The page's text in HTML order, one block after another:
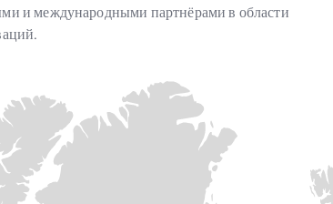
и международными партнёрами в области